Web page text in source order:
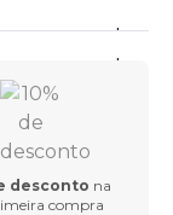
desconto na
compra